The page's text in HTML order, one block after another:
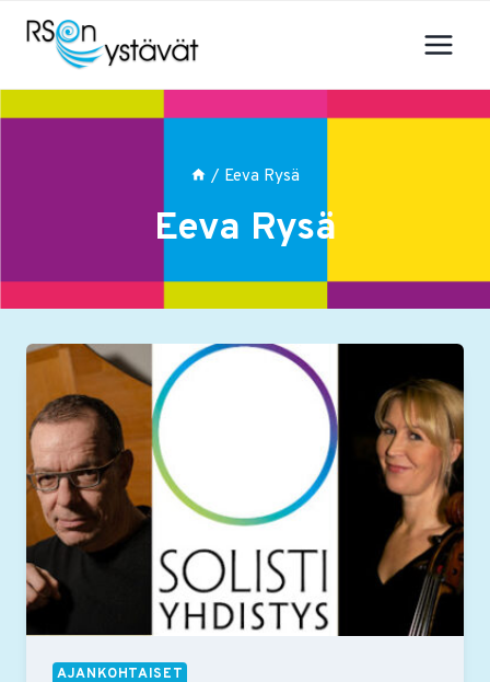
Siirry
sisältöön
/ Eeva Rysä
Eeva Rysä
AJANKOHTAISET